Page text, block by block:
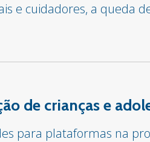
e cuidadores, a queda
de crianças e
para plataformas na